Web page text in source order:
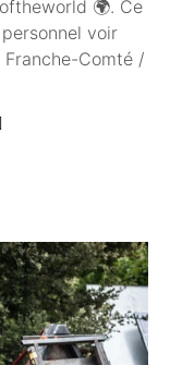
🌍. Ce
voir
Comté /